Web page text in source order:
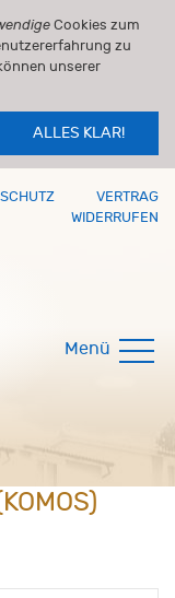
Cookies zum
zu
unserer
ALLES KLAR!
VERTRAG
WIDERRUFEN
Menü